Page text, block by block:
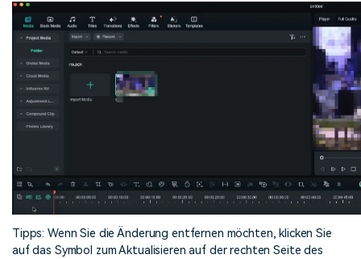
Tipps: Wenn Sie die Änderung entfernen möchten, klicken Sie
auf das Symbol zum Aktualisieren auf der rechten Seite des